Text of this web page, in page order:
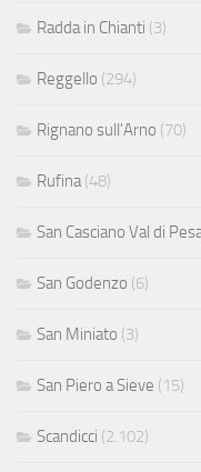
Radda in Chianti (3)
Reggello (294)
Rignano sull'Arno (70)
Rufina(48)
San Casciano Val di
San Godenzo (6)
San Miniato (3)
San Piero a Sieve (15)
Scandicci (2.102)